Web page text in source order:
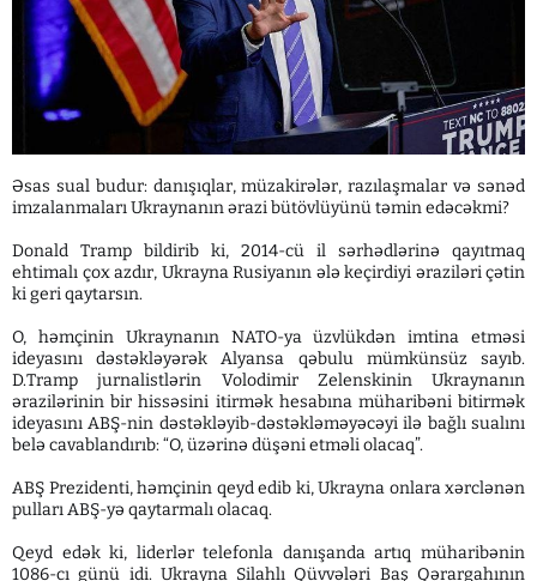
Əsas sual budur: danışıqlar, müzakirələr, razılaşmalar və sənəd
imzalanmaları Ukraynanın ərazi bütövlüyünü təmin edəcəkmi?
Donald Tramp bildirib ki, 2014-cü il sərhədlərinə qayıtmaq
ehtimalı çox azdır, Ukrayna Rusiyanın ələ keçirdiyi əraziləri çətin
ki geri qaytarsın.
O, həmçinin Ukraynanın NATO-ya üzvlükdən imtina etməsi
ideyasını dəstəkləyərək Alyansa qəbulu mümkünsüz sayıb.
D.Tramp jurnalistlərin Volodimir Zelenskinin Ukraynanın
ərazilərinin bir hissəsini itirmək hesabına müharibəni bitirmək
ideyasını ABŞ-nin dəstəkləyib-dəstəkləməyəcəyi ilə bağlı sualını
belə cavablandırıb: “O, üzərinə düşəni etməli olacaq”.
ABŞ Prezidenti, həmçinin qeyd edib ki, Ukrayna onlara xərclənən
pulları ABŞ-yə qaytarmalı olacaq.
Qeyd edək ki, liderlər telefonla danışanda artıq müharibənin
1086-cı günü idi. Ukrayna Silahlı Qüvvələri Baş Qərargahının